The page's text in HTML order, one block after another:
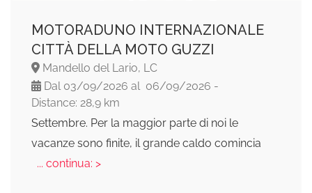
MOTORADUNO INTERNAZIONALE
CITTÀ DELLA MOTO GUZZI
Mandello del Lario, LC
Dal 03/09/2026 al 06/09/2026 -
Distance: 28,9 km
Settembre. Per la maggior parte di noi le
vacanze sono finite, il grande caldo comincia
... continua: >